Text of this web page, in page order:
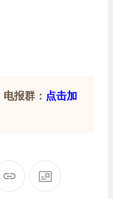
电报群： 点击加